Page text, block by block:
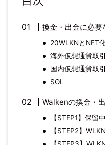
換金・出金に必要
20WLKNとNFT
海外仮想通貨取
国内仮想通貨取
SOL
Walkenの換金・
【STEP1】保留
【STEP2】